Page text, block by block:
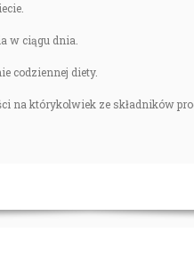
w ciągu dnia.
codziennej diety.
na którykolwiek ze składników